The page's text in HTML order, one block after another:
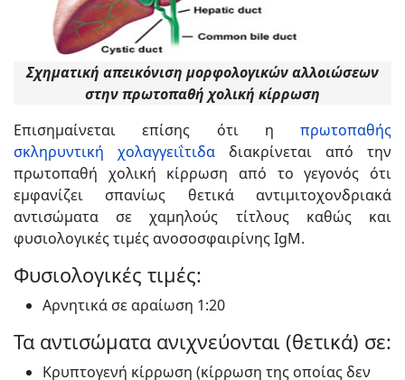
Σχηματική απεικόνιση μορφολογικών αλλοιώσεων
στην πρωτοπαθή χολική κίρρωση
Επισημαίνεται επίσης ότι η πρωτοπαθής
σκληρυντική χολαγγειΐτιδα διακρίνεται από την
πρωτοπαθή χολική κίρρωση από το γεγονός ότι
εμφανίζει σπανίως θετικά αντιμιτοχονδριακά
αντισώματα σε χαμηλούς τίτλους καθώς και
φυσιολογικές τιμές ανοσοσφαιρίνης IgM.
Φυσιολογικές τιμές:
Αρνητικά σε αραίωση 1:20
Τα αντισώματα ανιχνεύονται (θετικά) σε:
Κρυπτογενή κίρρωση (κίρρωση της οποίας δεν